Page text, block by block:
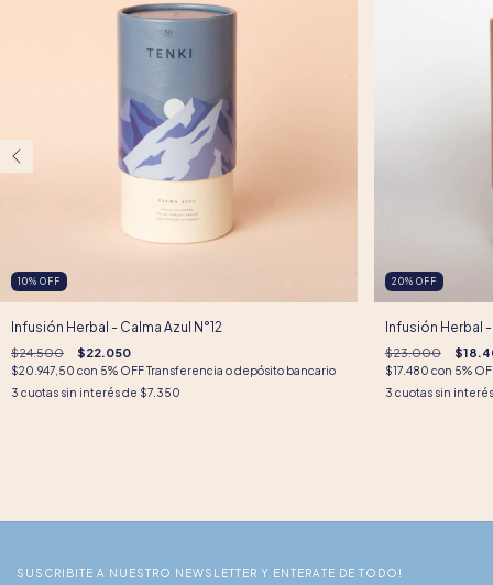
10% OFF
Infusión Herbal - Calma Azul N°12
$24.500 $22.050
$20.947,50 con 5% OFF Transferencia o depósito bancario
3 cuotas sin interés de $7.350
20% OFF
Infusión Herbal
$23.000
$17.480 con 5%
3 cuotas sin
SUSCRIBITE A NUESTRO NEWSLETTER Y ENTERATE DE TODO!